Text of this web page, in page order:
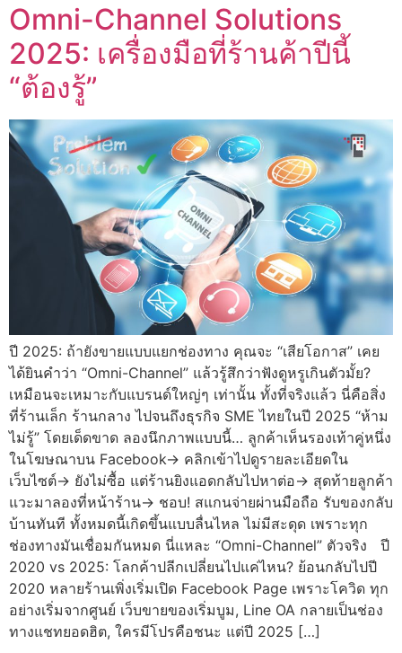
Omni-Channel Solutions
2025: เครื่องมือที่ร้านค้าปีนี้
“ต้องรู้”
ปี 2025: ถ้ายังขายแบบแยกช่องทาง คุณจะ “เสียโอกาส” เคย
ได้ยินคำว่า “Omni-Channel” แล้วรู้สึกว่าฟังดูหรูเกินตัวมั้ย?
เหมือนจะเหมาะกับแบรนด์ใหญ่ๆ เท่านั้น ทั้งที่จริงแล้ว นี่คือสิ่ง
ที่ร้านเล็ก ร้านกลาง ไปจนถึงธุรกิจ SME ไทยในปี 2025 “ห้าม
ไม่รู้” โดยเด็ดขาด ลองนึกภาพแบบนี้… ลูกค้าเห็นรองเท้าคู่หนึ่ง
ในโฆษณาบน Facebook→ คลิกเข้าไปดูรายละเอียดใน
เว็บไซต์→ ยังไม่ซื้อ แต่ร้านยิงแอดกลับไปหาต่อ→ สุดท้ายลูกค้า
แวะมาลองที่หน้าร้าน→ ชอบ! สแกนจ่ายผ่านมือถือ รับของกลับ
บ้านทันที ทั้งหมดนี้เกิดขึ้นแบบลื่นไหล ไม่มีสะดุด เพราะทุก
ช่องทางมันเชื่อมกันหมด นี่แหละ “Omni-Channel” ตัวจริง ปี
2020 vs 2025: โลกค้าปลีกเปลี่ยนไปแค่ไหน? ย้อนกลับไปปี
2020 หลายร้านเพิ่งเริ่มเปิด Facebook Page เพราะโควิด ทุก
อย่างเริ่มจากศูนย์ เว็บขายของเริ่มบูม, Line OA กลายเป็นช่อง
ทางแชทยอดฮิต, ใครมีโปรคือชนะ แต่ปี 2025 […]